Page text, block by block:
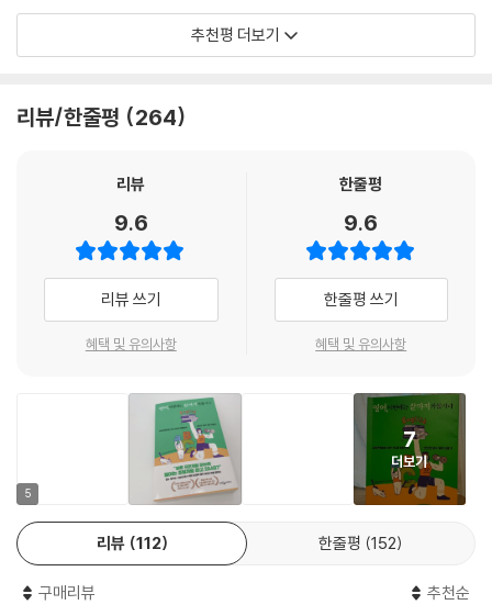
은 브라운백 런치로 진행됩니다. 참고해주세요.” 구글에서 중요한 내부 회
의를 준비하면서 참석자들에게 공지 메일을 돌렸습니다. 브라운백 런치 미
비하여 이를 먹으면서 하는 간단한 회의를 말합니다. 그런데 메일을 보내
자마자 친하게 지내던 동료가 조용히 제 옆에 오더니 귀띔합니다. “로이스,
실수를 한 걸까요?
---「1장 〈다시 영어를 시작하는 당신을 위한 체크리스트〉」중에서
『영어 공부 절대로 하지 마라』라는 책이 있어요. 제가 여기에 한 가지 덧붙
이자면, ‘영어 공부 결심, 절대로 하지 마라’라고 말할 겁니다. 결심이란, ‘내
가 살다 살다 그런 생산적인 생각을 하다니 내 자신이 너무 대견하다!’라고
여기기 위한 화려한 퍼포먼스일 뿐입니다. 정말 영어를 하기 위해서 내린
쉽게 무너지는 걸까요? 문제가 뭘까요? 나의 인내력이 다른 사람보다 약
해서? 아닙니다. 자책하지 마세요. 원래 우리 모두가 그렇게 생겼기 때문이
에요. 우리 결심을 너무 과대평가하지 말고 있는 그대로 보면 돼요. 결심을
굳게 할수록 우리 뇌는 더 큰 보상을 바라는데, 영어는 그렇게 즉각적인 보
상으로 돌아오는 것이 아니기 때문입니다. (중략) 그럼 어떻게 해야 할까
요? 영어 공부하겠다고 결심하지 말고, 그냥 영어를 할 수밖에 없는 시스
템을 만드는 겁니다.
---「5장 〈평생 가는 영어 체력을 다져라〉」중에서
로서 완벽한 커리어 패스를 그려온 그녀에게 딱 하나 부족한 것이 바로 ‘영
어 실력’이었다. 체력을 단련하듯 매일 서너 시간씩 영어와 사투를 벌인 결
과, 2019년 남들 다 은퇴하는 50의 나이에 미국 구글 본사의 글로벌 커뮤
된 영어 실력이 어떻게 다져졌는지, 지난 15년간 온몸으로 부딪히며 터득
한다. ‘나는 지금 내 영어에 만족하는가?’ ‘한국어로 일을 잘하는 만큼 영어
로도 잘할 수 있는가?’ ‘지금 나는 내 생각을 후련하게 이야기하는 것을 넘
어서 내 가치관과 캐릭터에 맞는 영어를 하고 있는가?’ 이 질문에 흔쾌히
답할 수 없다면 지금이야말로 영어를 절실하게 공부할 때다.
■ “일은 프로처럼 하는데 영어는 초딩처럼 하고 있지 않나요? ”
영어라는 걸림돌을 인생의 기회로 뒤바꾼 50대 직장인의 눈물겨운 영어
첫 책을 출간한 뒤 유명 IT 기업의 강단에 서게 된 저자는 이런 질문을 던졌
다. “영어 때문에 스트레스를 받는 사람 손들어 보세요.” 결과는 100퍼센
트가 “그렇다”라고 답했다. 직장인에게 영어란, 지금 당장 써먹을 일은 없
지만 언젠가 내 커리어의 발목을 잡을 불안한 존재로서 받아들이고 있다는
방증이다. 저자 역시 미국 MBA를 졸업하고 모토로라 코리아, 한국 릴리
등 유수 외국계 회사에서 초고속 승진을 거듭하며 나이 마흔에 구글 코리
아에 합류했지만, 결국 영어라는 한계 앞에 좌절해야 했다고 고백한다.
나 역시 이 책의 저자처럼 영어라는 기술을 연마하는 데 더 많은 시간을 쏟
- 서은아 (메타 인터내셔널 마케팅 동북아시아 총괄)
습자들에게 하고 싶었던 이야기를 속 시원하게 전해준다.
- 소피 반 (미국 공인 법정 및 의료 통역사, 영어 교육 유튜버)
말 잘하는 사람이 넘쳐나는 실리콘밸리에서도 통한 로이스의 영어 훈련법.
영어와 친해질 수 있는 구체적이고 실용적인 방법을 제시한다.
- 김현유 (액트투벤처스 대표, 전 구글 디렉터)
추천평 더보기
리뷰/한줄평 264
리뷰
9.6
리뷰 쓰기
혜택 및 유의사항
한줄평
9.6
한줄평 쓰기
혜택 및 유의사항
5
7
더보기
리뷰 112 한줄평 152
구매리뷰 추천순